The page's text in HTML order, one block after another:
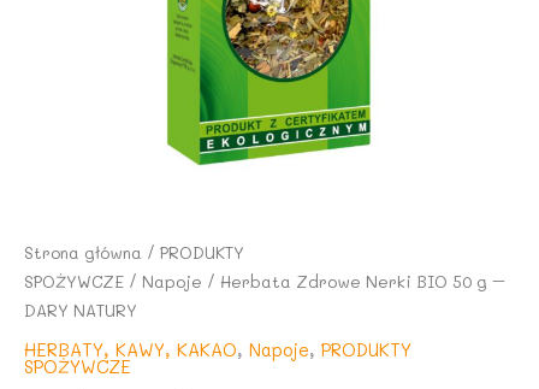
Strona główna / PRODUKTY
SPOŻYWCZE / Napoje / Herbata Zdrowe Nerki BIO 50 g –
DARY NATURY
HERBATY, KAWY, KAKAO, Napoje, PRODUKTY
SPOŻYWCZE